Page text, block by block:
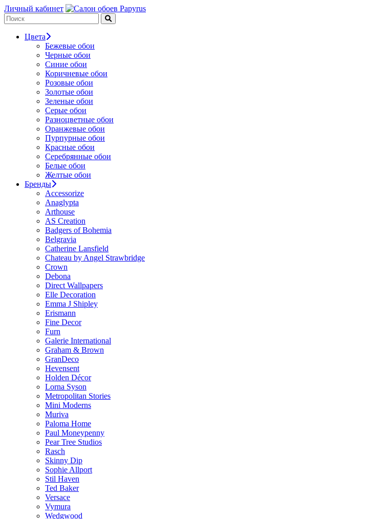
Личный кабинет
Цвета
Бежевые обои
Черные обои
Синие обои
Коричневые обои
Розовые обои
Золотые обои
Зеленые обои
Серые обои
Разноцветные обои
Оранжевые обои
Пурпурные обои
Красные обои
Серебрянные обои
Белые обои
Желтые обои
Бренды
Accessorize
Anaglypta
Arthouse
AS Creation
Badgers of Bohemia
Belgravia
Catherine Lansfield
Chateau by Angel Strawbridge
Crown
Debona
Direct Wallpapers
Elle Decoration
Emma J Shipley
Erismann
Fine Decor
Furn
Galerie International
Graham & Brown
GranDeco
Hevensent
Holden Décor
Lorna Syson
Metropolitan Stories
Mini Moderns
Muriva
Paloma Home
Paul Moneypenny
Pear Tree Studios
Rasch
Skinny Dip
Sophie Allport
Stil Haven
Ted Baker
Versace
Vymura
Wedgwood